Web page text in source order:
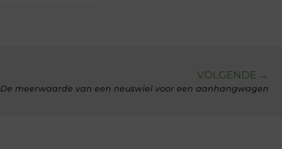
VOLGENDE →
De meerwaarde van een neuswiel voor een aanhangwagen